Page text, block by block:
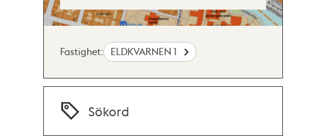
Fastighet: ELDKVARNEN 1
Sökord